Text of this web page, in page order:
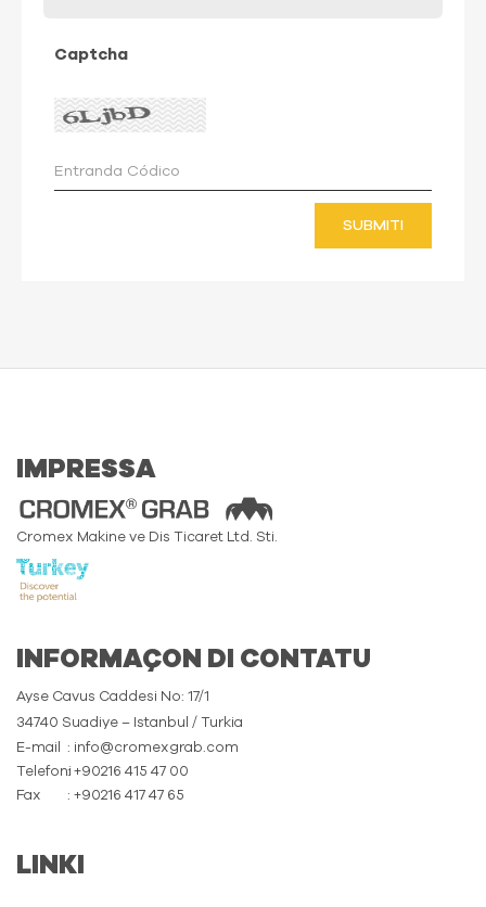
Captcha
SUBMITI
IMPRESSA
Cromex Makine ve Dis Ticaret Ltd. Sti.
INFORMAÇON DI CONTATU
Ayse Cavus Caddesi No: 17/1
34740 Suadiye – Istanbul / Turkia
E-mail
: info@cromexgrab.com
Telefoni: +90216 415 47 00
Fax
: +90216 417 47 65
LINKI